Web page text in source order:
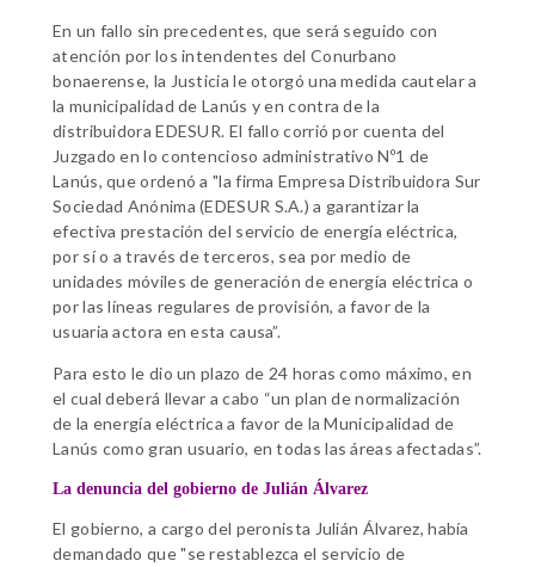
En un fallo sin precedentes, que será seguido con
atención por los intendentes del Conurbano
bonaerense, la Justicia le otorgó una medida cautelar a
la municipalidad de Lanús y en contra de la
distribuidora EDESUR. El fallo corrió por cuenta del
Juzgado en lo contencioso administrativo Nº1 de
Lanús, que ordenó a "la firma Empresa Distribuidora Sur
Sociedad Anónima (EDESUR S.A.) a garantizar la
efectiva prestación del servicio de energía eléctrica,
por sí o a través de terceros, sea por medio de
unidades móviles de generación de energía eléctrica o
por las líneas regulares de provisión, a favor de la
usuaria actora en esta causa”.
Para esto le dio un plazo de 24 horas como máximo, en
el cual deberá llevar a cabo “un plan de normalización
de la energía eléctrica a favor de la Municipalidad de
Lanús como gran usuario, en todas las áreas afectadas”.
La denuncia del gobierno de Julián Álvarez
El gobierno, a cargo del peronista Julián Álvarez, había
demandado que "se restablezca el servicio de